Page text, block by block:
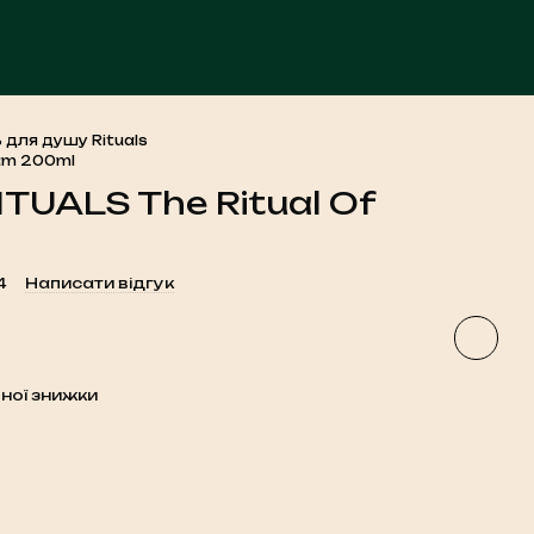
для душу Rituals
200ml
The Ritual Of
Написати відгук
знижки